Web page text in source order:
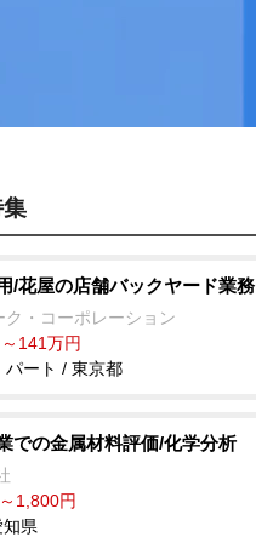
/花屋の店舗バックヤード業務
ク・コーポレーション
141万円
パート / 東京都
での金属材料評価/化学分析
1,800円
県